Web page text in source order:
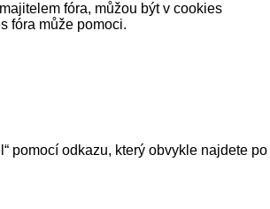
fóra, můžou být v cookies
fóra může pomoci.
pomocí odkazu, který obvykle najdete po